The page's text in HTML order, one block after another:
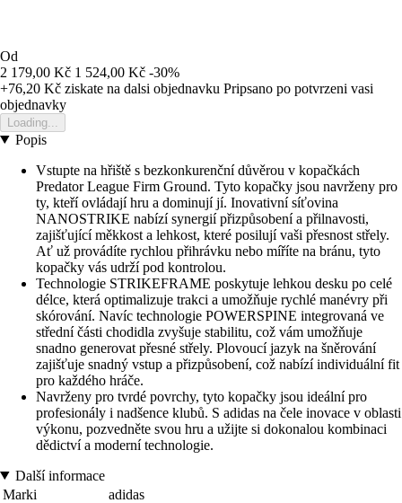
Od
2 179,00 Kč 1 524,00 Kč -30%
+76,20 Kč ziskate na dalsi objednavku Pripsano po potvrzeni vasi
objednavky
Loading...
Popis
Vstupte na hřiště s bezkonkurenční důvěrou v kopačkách
Predator League Firm Ground. Tyto kopačky jsou navrženy pro
ty, kteří ovládají hru a dominují jí. Inovativní síťovina
NANOSTRIKE nabízí synergií přizpůsobení a přilnavosti,
zajišťující měkkost a lehkost, které posilují vaši přesnost střely.
Ať už provádíte rychlou přihrávku nebo míříte na bránu, tyto
kopačky vás udrží pod kontrolou.
Technologie STRIKEFRAME poskytuje lehkou desku po celé
délce, která optimalizuje trakci a umožňuje rychlé manévry při
skórování. Navíc technologie POWERSPINE integrovaná ve
střední části chodidla zvyšuje stabilitu, což vám umožňuje
snadno generovat přesné střely. Plovoucí jazyk na šněrování
zajišťuje snadný vstup a přizpůsobení, což nabízí individuální fit
pro každého hráče.
Navrženy pro tvrdé povrchy, tyto kopačky jsou ideální pro
profesionály i nadšence klubů. S adidas na čele inovace v oblasti
výkonu, pozvedněte svou hru a užijte si dokonalou kombinaci
dědictví a moderní technologie.
Další informace
Marki
adidas